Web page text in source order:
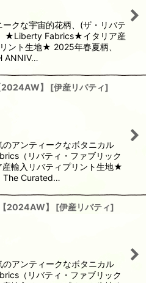
クな宇宙的花柄、(ザ・リバテ
★Liberty Fabrics★イタリア産
ント生地★ 2025年春夏柄、
ANNIV…
】 [伊産リバティ]
アンティークなボタニカル
（リバティ・ファブリック
輸入リバティプリント生地★
The Curated…
2024AW】 [伊産リバティ]
アンティークなボタニカル
（リバティ・ファブリック